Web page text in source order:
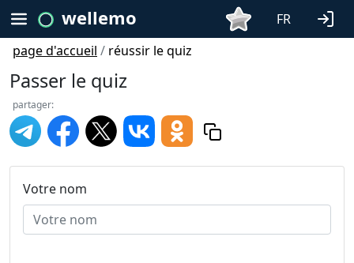
wellemo
FR
page d'accueil / réussir le quiz
Passer le quiz
partager:
Votre nom